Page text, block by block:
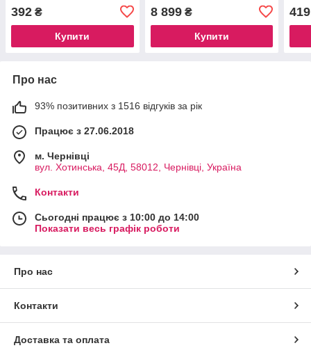
392 ₴
Купити
Multifunction Docking
Station Pro 90325
8 899₴
Купити
419
Про нас
93% позитивних з 1516 відгуків за рік
Працює з 27.06.2018
м. Чернівці
вул. Хотинська, 45Д, 58012, Чернівці, Україна
Контакти
Сьогодні працює з 10:00 до 14:00
Показати весь графік роботи
Про нас
Контакти
Доставка та оплата